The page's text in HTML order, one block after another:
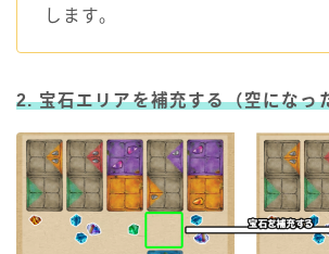
します。
2. 宝石エリアを補充する（空になっ